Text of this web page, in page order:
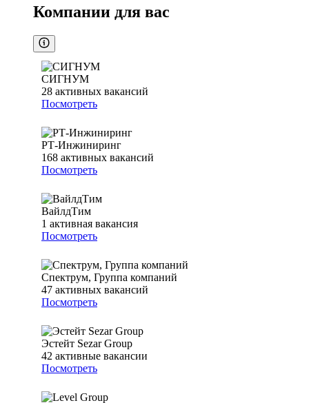
Компании для вас
СИГНУМ
28 активных вакансий
Посмотреть
РТ-Инжиниринг
168 активных вакансий
Посмотреть
ВайлдТим
1 активная вакансия
Посмотреть
Спектрум, Группа компаний
47 активных вакансий
Посмотреть
Эстейт Sezar Group
42 активные вакансии
Посмотреть